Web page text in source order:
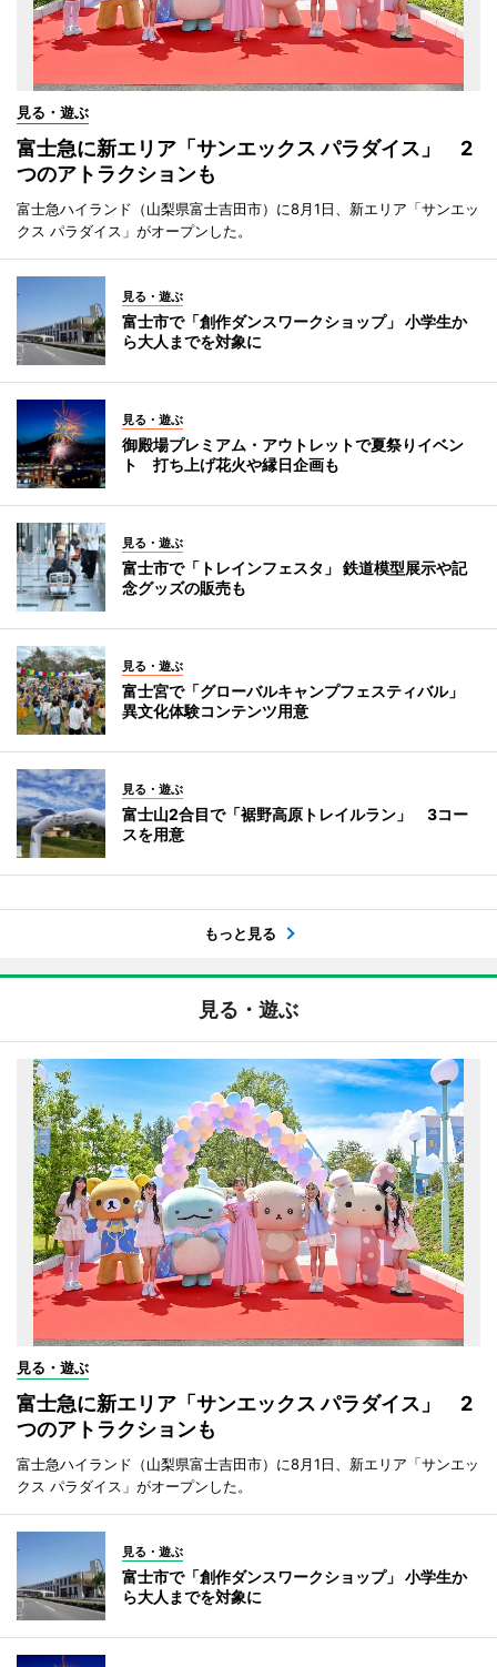
見る・遊ぶ
富士急に新エリア「サンエックス パラダイス」 2
つのアトラクションも
富士急ハイランド（山梨県富士吉田市）に8月1日、新エリア「サンエッ
クス パラダイス」がオープンした。
見る・遊ぶ
富士市で「創作ダンスワークショップ」 小学生か
ら大人までを対象に
見る・遊ぶ
御殿場プレミアム・アウトレットで夏祭りイベン
ト 打ち上げ花火や縁日企画も
見る・遊ぶ
富士市で「トレインフェスタ」 鉄道模型展示や記
念グッズの販売も
見る・遊ぶ
富士宮で「グローバルキャンプフェスティバル」
異文化体験コンテンツ用意
見る・遊ぶ
富士山2合目で「裾野高原トレイルラン」 3コー
スを用意
もっと見る
見る・遊ぶ
見る・遊ぶ
富士急に新エリア「サンエックス パラダイス」 2
つのアトラクションも
富士急ハイランド（山梨県富士吉田市）に8月1日、新エリア「サンエッ
クス パラダイス」がオープンした。
見る・遊ぶ
富士市で「創作ダンスワークショップ」 小学生か
ら大人までを対象に